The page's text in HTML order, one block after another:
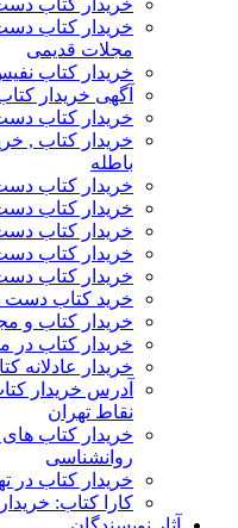
خریدار کتاب
خریدار کتاب
مجلات قدیمی
خریدار کتاب
آگهی خریدار
خریدار کتاب
خریدار کتاب ,
باطله
خریدار کتاب
خریدار کتاب
خریدار کتاب
خریدار کتاب
خریدار کتاب
خرید کتاب دست
خریدار کتاب و
خریدار کتاب در
خریدار عادلانه
آدرس خریدار
نقاط تهران
خریدار کتاب های
روانشناسی
خریدار کتاب در
کارا کتاب: